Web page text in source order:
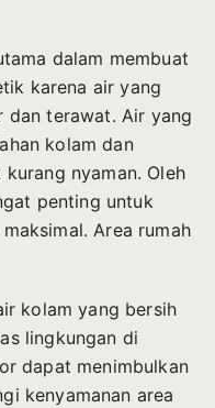
dalam membuat
karena air yang
dan terawat. Air yang
kolam dan
nyaman. Oleh
penting untuk
Area rumah
kolam yang bersih
lingkungan di
dapat menimbulkan
kenyamanan area